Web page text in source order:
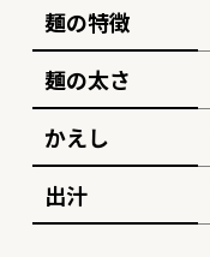
麺の特徴
麺の太さ
かえし
出汁